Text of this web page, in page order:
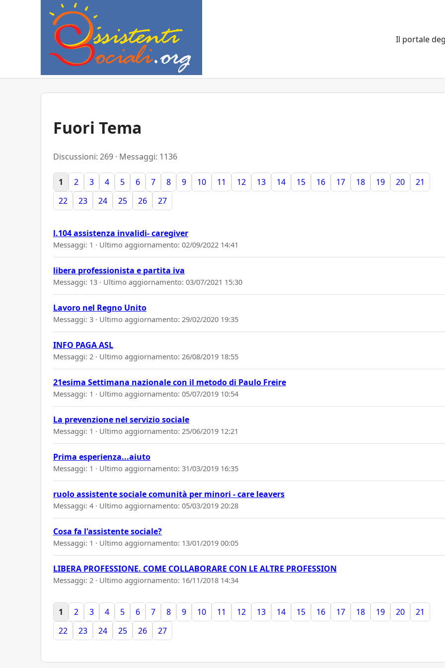
Il portale
Fuori Tema
Discussioni: 269 · Messaggi: 1136
1 2 3 4 5 6 7 8 9 10 11 12 13 14 15 16 17 18 19 20
21
22
23 24 25 26 27
l.104 assistenza invalidi- caregiver
Messaggi: 1 · Ultimo aggiornamento: 02/09/2022 14:41
libera professionista e partita iva
Messaggi: 13 · Ultimo aggiornamento: 03/07/2021 15:30
Lavoro nel Regno Unito
Messaggi: 3 · Ultimo aggiornamento: 29/02/2020 19:35
INFO PAGA ASL
Messaggi: 2 · Ultimo aggiornamento: 26/08/2019 18:55
21esima Settimana nazionale con il metodo di Paulo Freire
Messaggi: 1 · Ultimo aggiornamento: 05/07/2019 10:54
La prevenzione nel servizio sociale
Messaggi: 1 · Ultimo aggiornamento: 25/06/2019 12:21
Prima esperienza...aiuto
Messaggi: 1 · Ultimo aggiornamento: 31/03/2019 16:35
ruolo assistente sociale comunità per minori - care leavers
Messaggi: 4 · Ultimo aggiornamento: 05/03/2019 20:28
Cosa fa l'assistente sociale?
Messaggi: 1 · Ultimo aggiornamento: 13/01/2019 00:05
LIBERA PROFESSIONE. COME COLLABORARE CON LE ALTRE PROFESSION
Messaggi: 2 · Ultimo aggiornamento: 16/11/2018 14:34
1 2 3 4 5 6 7 8 9 10 11 12 13 14 15 16 17 18 19 20
21
22
23 24 25 26 27